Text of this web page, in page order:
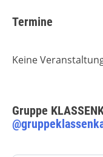
Termine
Keine
Gruppe